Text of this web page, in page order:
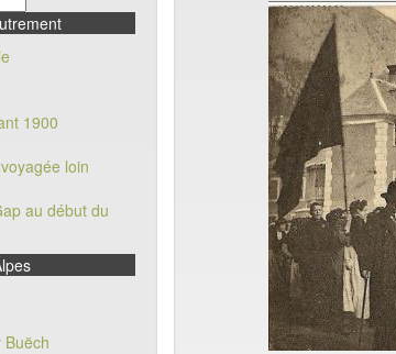
1900
loin
au début du